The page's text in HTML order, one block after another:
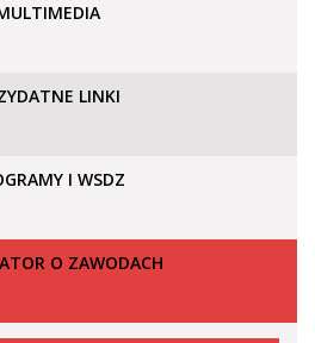
LINKI
I WSDZ
O ZAWODACH